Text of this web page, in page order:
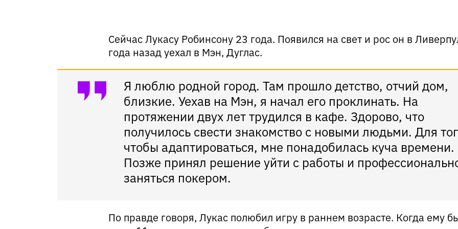
Сейчас Лукасу Робинсону 23 года. Появился на свет и рос он в
года назад уехал в Мэн, Дуглас.
Я люблю родной город. Там прошло детство, отчий дом,
близкие. Уехав на Мэн, я начал его проклинать. На
протяжении двух лет трудился в кафе. Здорово, что
получилось свести знакомство с новыми людьми. Для
чтобы адаптироваться, мне понадобилась куча времени.
Позже принял решение уйти с работы и
заняться покером.
По правде говоря, Лукас полюбил игру в раннем возрасте. Когда ему